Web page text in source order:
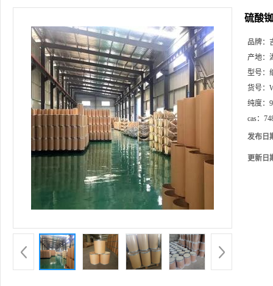
硫酸
品牌：
产地：
型号：
货号：
纯度：
cas：
发布日
更新日